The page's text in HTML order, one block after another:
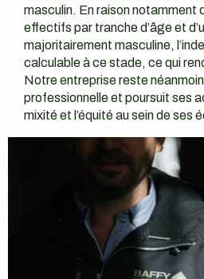
masculin. En raison notamment
effectifs par tranche d’âge et
majoritairement masculine,
calculable à ce stade, ce qui
Notre entreprise reste
professionnelle et poursuit ses
mixité et l’équité au sein de ses